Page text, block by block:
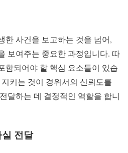
한 사건을 보고하는 것을 넘어,
보여주는 중요한 과정입니다. 따
함되어야 할 핵심 요소들이 있습
키는 것이 경위서의 신뢰도를
달하는 데 결정적인 역할을 합니
전달